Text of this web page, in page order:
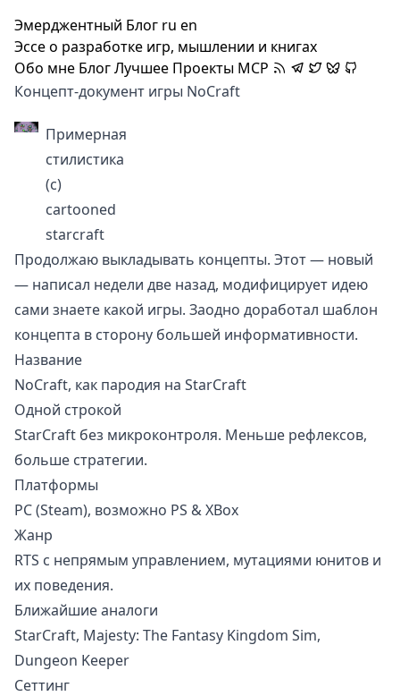
Эмерджентный Блог ru en
Эссе о разработке игр, мышлении и книгах
Обо мне БлогЛучшее Проекты MCP
Концепт-документ игры NoCraft
Примерная
стилистика
(с)
cartooned
starcraft
Продолжаю выкладывать концепты. Этот — новый
— написал недели две назад, модифицирует идею
сами знаете какой игры. Заодно доработал шаблон
концепта в сторону большей информативности.
Название
NoCraft, как пародия на StarCraft
Одной строкой
StarCraft без микроконтроля. Меньше рефлексов,
больше стратегии.
Платформы
PC (Steam), возможно PS & XBox
Жанр
RTS с непрямым управлением, мутациями юнитов и
их поведения.
Ближайшие аналоги
StarCraft, Majesty: The Fantasy Kingdom Sim,
Dungeon Keeper
Сеттинг